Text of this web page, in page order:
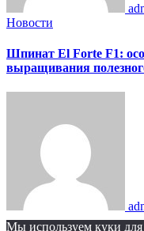
Новости
Шпинат El Forte F1:
выращивания
Мы используем куки